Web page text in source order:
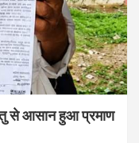
से आसान हुआ प्रमाण